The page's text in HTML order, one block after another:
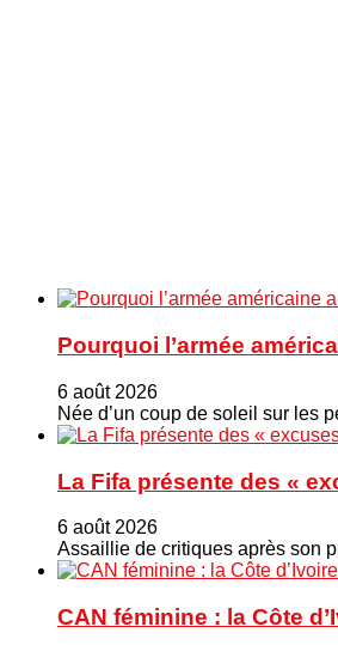
Pourquoi l’armée
6 août 2026
Née d’un coup de soleil sur les
La Fifa présente des «
6 août 2026
Assaillie de critiques après son
CAN féminine : la Côte